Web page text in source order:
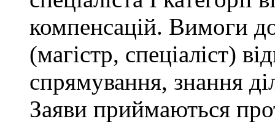
компенсацій. Вимоги
(магістр, спеціаліст)
спрямування, знання
Заяви приймаються